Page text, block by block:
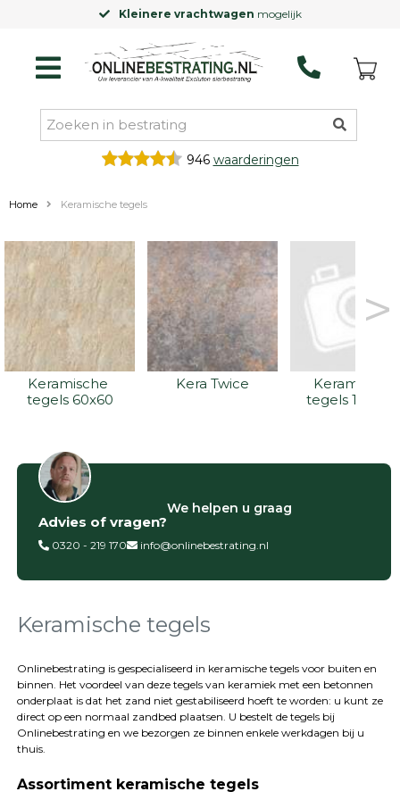
Laagste prijsgarantie
946 waarderingen
Home Keramische tegels
Keramische
tegels 60x60
Kera Twice
Keramische
tegels
>
Filter op
Categorieën
Betontegels
tegels
Natuursteen
Terrastegels
Tuintegels
Stoeptegels
Buitentegels
Balkontegels
Sierbestrating
Advies of vragen?
We helpen u graag
0320 - 219 170 info@onlinebestrating.nl
Keramische tegels
Onlinebestrating is gespecialiseerd in keramische tegels voor buiten en
binnen. Het voordeel van deze tegels van keramiek met een betonnen
onderplaat is dat het zand niet gestabiliseerd hoeft te worden: u kunt ze
direct op een normaal zandbed plaatsen. U bestelt de tegels bij
Onlinebestrating en we bezorgen ze binnen enkele werkdagen bij u
thuis.
Assortiment keramische tegels